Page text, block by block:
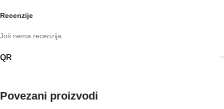
Recenzije
Još nema recenzija.
QR
Povezani proizvodi